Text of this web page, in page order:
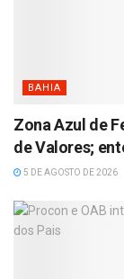
BAHIA
Zona Azul de
de Valores;
5 DE AGOSTO DE 2026